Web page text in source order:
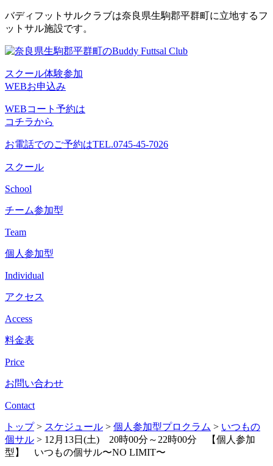
コ
ン
ン
へ
ス
キ
ッ
バディフットサルクラブは奈良県生駒郡平群町に立地するフ
ットサル施設です。
スクール体験参加
WEBお申込み
WEBコート予約は
コチラから
お電話でのご予約はTEL.0745-45-7026
スクール
School
チーム参加型
Team
個人参加型
Individual
アクセス
Access
料金表
Price
お問い合わせ
Contact
トップ> スケジュール > 個人参加型プロクラム > いつもの
個サル > 12月13日(土) 20時00分～22時00分 【個人参加
型】 いつもの個サル〜NO LIMIT〜